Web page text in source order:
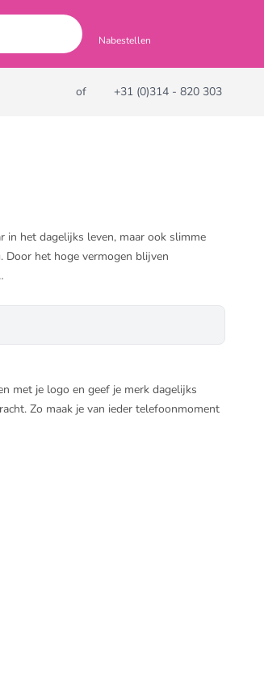
Nabestellen
of +31 (0)314 - 820 303
het dagelijks leven, maar ook slimme
Door het hoge vermogen blijven
tot wel 45.000 mAh in ons assortiment.
zoals bamboe of gerecycled plastic.
met je logo en geef je merk dagelijks
Zo maak je van ieder telefoonmoment